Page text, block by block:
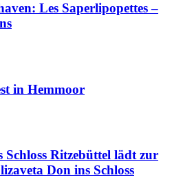
Les Saperlipopettes –
in Hemmoor
Ritzebüttel lädt zur
Don ins Schloss